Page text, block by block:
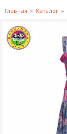
Главная » Каталог »